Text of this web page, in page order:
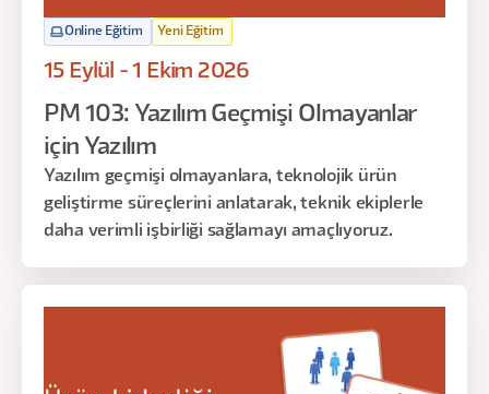
Online Eğitim Yeni Eğitim
15 Eylül - 1 Ekim 2026
PM 103: Yazılım Geçmişi Olmayanlar
için Yazılım
Yazılım geçmişi olmayanlara, teknolojik ürün
geliştirme süreçlerini anlatarak, teknik ekiplerle
daha verimli işbirliği sağlamayı amaçlıyoruz.